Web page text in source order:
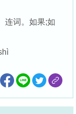
连词。如果;如